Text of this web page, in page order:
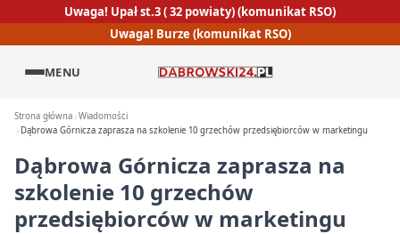
Uwaga! Upał st.3 ( 32 powiaty) (komunikat RSO)
Uwaga! Burze (komunikat RSO)
MENU
Strona główna Wiadomości
Dąbrowa Górnicza zaprasza na szkolenie 10 grzechów przedsiębiorców w marketingu
Dąbrowa Górnicza zaprasza na
szkolenie 10 grzechów
przedsiębiorców w marketingu